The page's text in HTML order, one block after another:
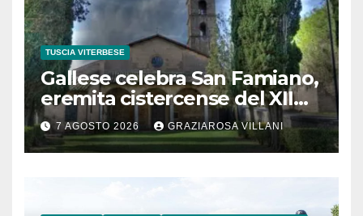
TUSCIA VITERBESE
Gallese celebra San Famiano,
eremita cistercense del XII
secolo
7 AGOSTO 2026 GRAZIAROSA VILLANI